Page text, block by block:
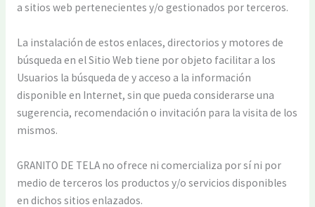
a sitios web pertenecientes y/o gestionados por terceros.
La instalación de estos enlaces, directorios y motores de
búsqueda en el Sitio Web tiene por objeto facilitar a los
Usuarios la búsqueda de y acceso a la información
disponible en Internet, sin que pueda considerarse una
sugerencia, recomendación o invitación para la visita de los
mismos.
GRANITO DE TELA no ofrece ni comercializa por sí ni por
medio de terceros los productos y/o servicios disponibles
en dichos sitios enlazados.